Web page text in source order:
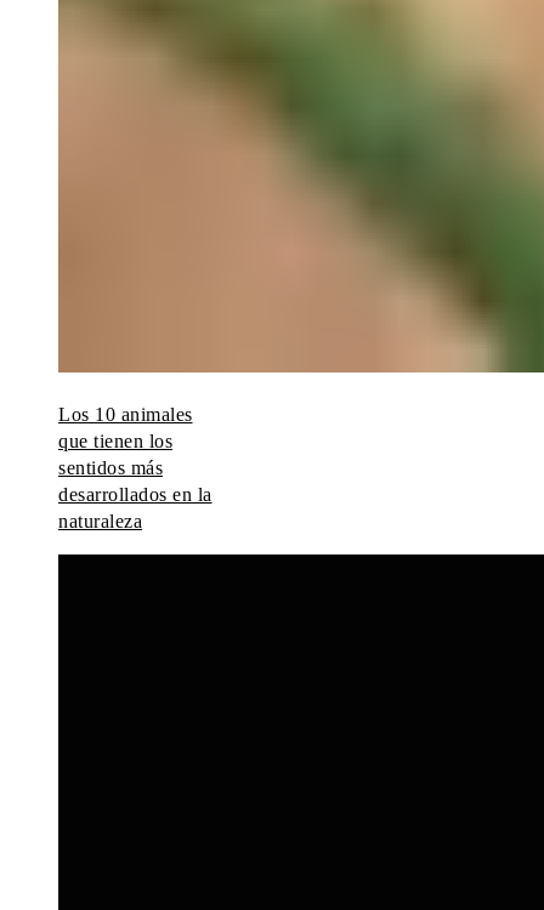
Los 10 animales
que tienen los
sentidos más
desarrollados en la
naturaleza